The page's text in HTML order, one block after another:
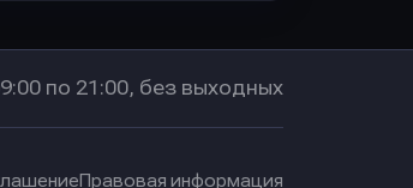
по 21:00, без выходных
Правовая информация